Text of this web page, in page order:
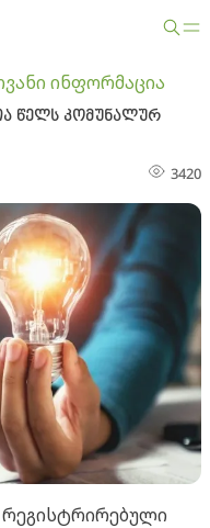
ინფორმაცია
წელს კომუნალურ
3420